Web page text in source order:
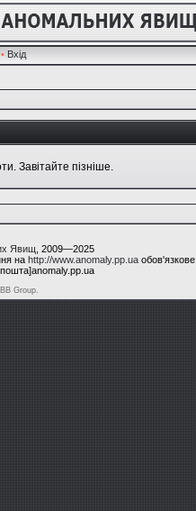
• Вхід
Завітайте пізніше.
Явищ , 2009—2025
на http://www.anomaly.pp.uaобов'язкове.
Group.